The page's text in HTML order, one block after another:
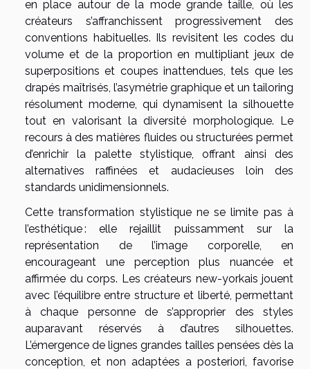
en place autour de la mode grande taille, où les
créateurs s’affranchissent progressivement des
conventions habituelles. Ils revisitent les codes du
volume et de la proportion en multipliant jeux de
superpositions et coupes inattendues, tels que les
drapés maîtrisés, l’asymétrie graphique et un tailoring
résolument moderne, qui dynamisent la silhouette
tout en valorisant la diversité morphologique. Le
recours à des matières fluides ou structurées permet
d’enrichir la palette stylistique, offrant ainsi des
alternatives raffinées et audacieuses loin des
standards unidimensionnels.
Cette transformation stylistique ne se limite pas à
l’esthétique : elle rejaillit puissamment sur la
représentation de l’image corporelle, en
encourageant une perception plus nuancée et
affirmée du corps. Les créateurs new-yorkais jouent
avec l’équilibre entre structure et liberté, permettant
à chaque personne de s’approprier des styles
auparavant réservés à d’autres silhouettes.
L’émergence de lignes grandes tailles pensées dès la
conception, et non adaptées a posteriori, favorise